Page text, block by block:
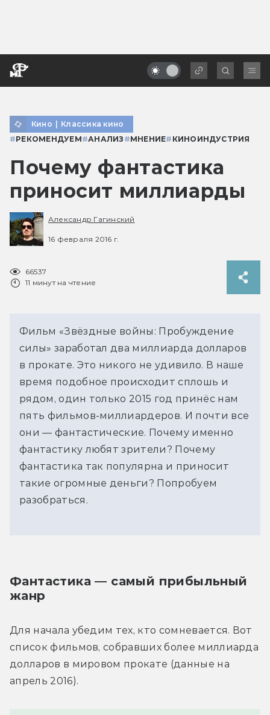
Кино | Классика кино
#РЕКОМЕНДУЕМ#АНАЛИЗ #МНЕНИЕ# КИНОИНДУСТРИЯ
Почему фантастика
приносит миллиарды
Александр Гагинский
16 февраля 2016 г.
66537
11 минут на чтение
Фильм «Звёздные войны: Пробуждение
силы» заработал два миллиарда долларов
в прокате. Это никого не удивило. В наше
время подобное происходит сплошь и
рядом, один только 2015 год принёс нам
пять фильмов-миллиардеров. И почти все
они — фантастические. Почему именно
фантастику любят зрители? Почему
фантастика так популярна и приносит
такие огромные деньги? Попробуем
разобраться.
Фантастика — самый прибыльный
жанр
Для начала убедим тех, кто сомневается. Вот
список фильмов, собравших более миллиарда
долларов в мировом прокате (данные на
апрель 2016).